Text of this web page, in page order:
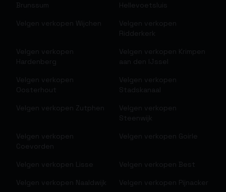
Brunssum
Hellevoetsluis
Velgen verkopen Wijchen
Velgen verkopen
Ridderkerk
Velgen verkopen
Hardenberg
Velgen verkopen Krimpen
aan den IJssel
Velgen verkopen
Oosterhout
Velgen verkopen
Stadskanaal
Velgen verkopen Zutphen
Velgen verkopen
Steenwijk
Velgen verkopen
Coevorden
Velgen verkopen Goirle
Velgen verkopen Lisse Velgen verkopen Best
Velgen verkopen Naaldwijk Velgen verkopen Pijnacker